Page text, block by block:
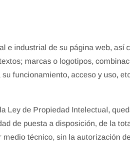
e industrial de su página web, así
marcas o logotipos,
funcionamiento, acceso y uso,
Ley de Propiedad Intelectual,
de puesta a disposición, de la
técnico, sin la autorización